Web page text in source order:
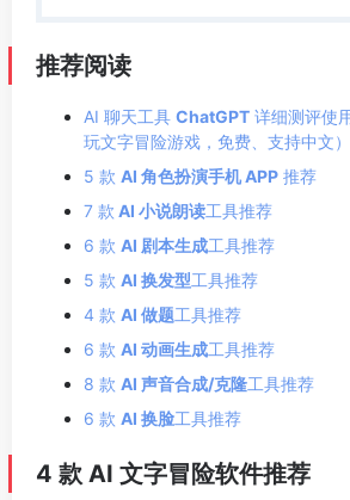
推荐阅读
AI 聊天工具 ChatGPT 详细测评使
玩文字冒险游戏，免费、支持中文）
5 款 AI 角色扮演手机 APP 推荐
7 款 AI 小说朗读工具推荐
6 款 AI 剧本生成工具推荐
5 款 AI 换发型工具推荐
4 款 AI 做题工具推荐
6 款 AI 动画生成工具推荐
8 款 AI 声音合成/克隆工具推荐
6 款 AI 换脸工具推荐
4 款 AI 文字冒险软件推荐